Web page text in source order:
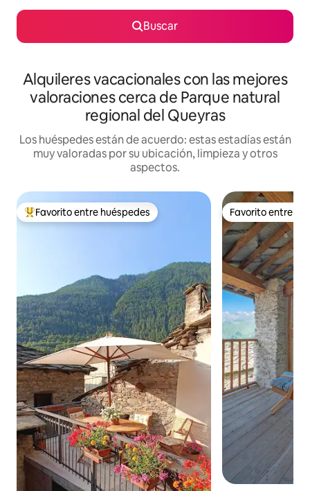
Buscar
Alquileres vacacionales con las mejores
valoraciones cerca de Parque natural
regional del Queyras
Los huéspedes están de acuerdo: estas estadías están
muy valoradas por su ubicación, limpieza y otros
aspectos.
Favorito entre huéspedes preferido
Favorito entre huéspedes Favorito entre
Favorito entre